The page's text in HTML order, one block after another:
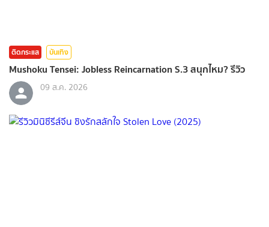
ติดกระแส บันเทิง
Mushoku Tensei: Jobless Reincarnation S.3 สนุกไหม? รีวิว
09 ส.ค. 2026